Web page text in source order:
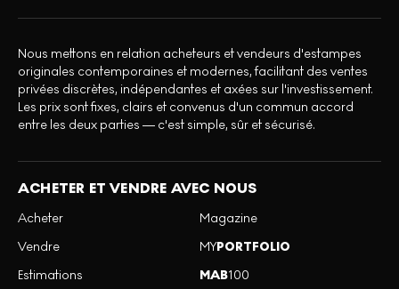
Nous mettons en relation acheteurs et vendeurs d'estampes
originales contemporaines et modernes, facilitant des ventes
privées discrètes, indépendantes et axées sur l'investissement.
Les prix sont fixes, clairs et convenus d'un commun accord
entre les deux parties — c'est simple, sûr et sécurisé.
ACHETER ET VENDRE AVEC NOUS
Acheter
Vendre
Estimations
Magazine
MYPORTFOLIO
MAB100